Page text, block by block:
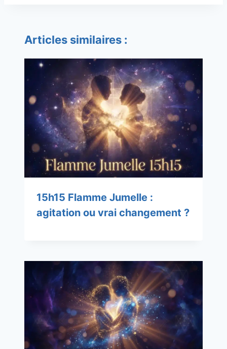
Articles similaires :
15h15 Flamme Jumelle :
agitation ou vrai changement ?